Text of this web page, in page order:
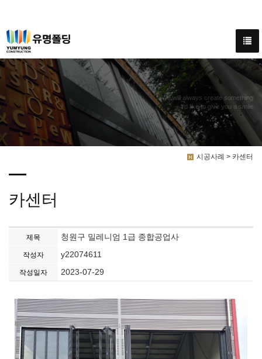
We will always create something
I'd like to give you a smile
시공사례 > 카센터
카센터
제목 청원구 밀레니엄 1급 종합공업사
작성자 y22074611
작성일자 2023-07-29